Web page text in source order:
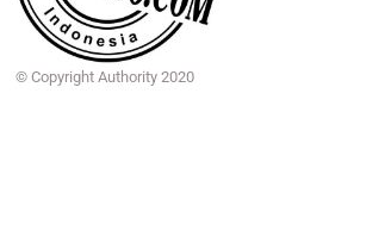
© Copyright Authority 2020